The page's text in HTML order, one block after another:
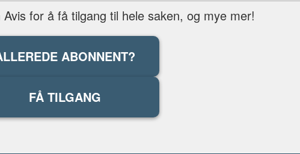
for å få tilgang til hele saken, og mye mer!
ABONNENT?
FÅ TILGANG